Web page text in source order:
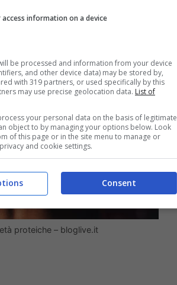
proteiche – bloglive.it
information on a device
be processed and information from your device
and other device data) may be stored by,
with 319 partners, or used specifically by this
may use precise geolocation data. List of
your personal data on the basis of legitimate
object to by managing your options below. Look
of this page or in the site menu to manage or
and cookie settings.
Consent